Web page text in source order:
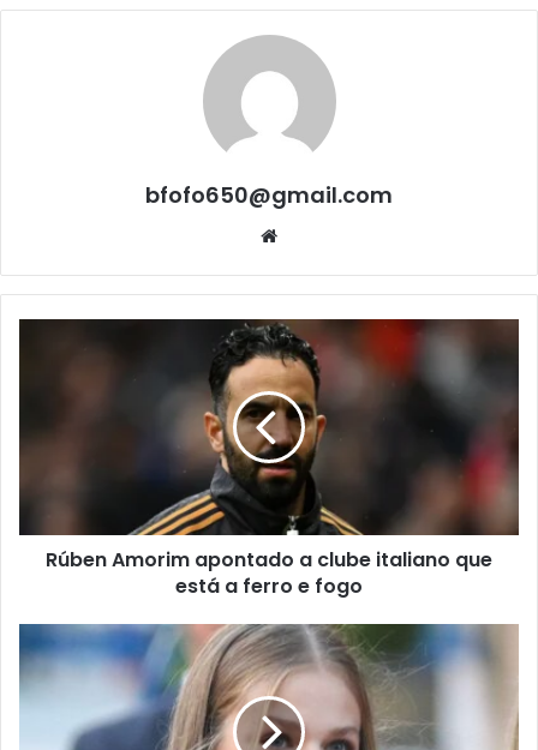
bfofo650@gmail.com
Website
Rúben Amorim apontado a clube italiano que
está a ferro e fogo